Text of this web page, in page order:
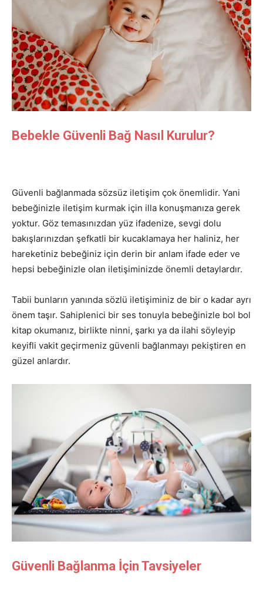
Bebekle Güvenli Bağ Nasıl Kurulur?
Güvenli bağlanmada sözsüz iletişim çok önemlidir. Yani
bebeğinizle iletişim kurmak için illa konuşmanıza gerek
yoktur. Göz temasınızdan yüz ifadenize, sevgi dolu
bakışlarınızdan şefkatli bir kucaklamaya her haliniz, her
hareketiniz bebeğiniz için derin bir anlam ifade eder ve
hepsi bebeğinizle olan iletişiminizde önemli detaylardır.
Tabii bunların yanında sözlü iletişiminiz de bir o kadar ayrı
önem taşır. Sahiplenici bir ses tonuyla bebeğinizle bol bol
kitap okumanız, birlikte ninni, şarkı ya da ilahi söyleyip
keyifli vakit geçirmeniz güvenli bağlanmayı pekiştiren en
güzel anlardır.
Güvenli Bağlanma İçin Tavsiyeler